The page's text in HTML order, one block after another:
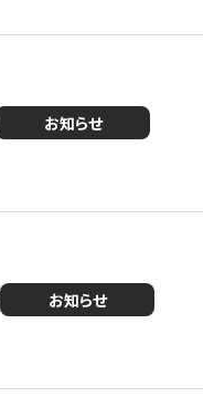
お知らせ
お知らせ